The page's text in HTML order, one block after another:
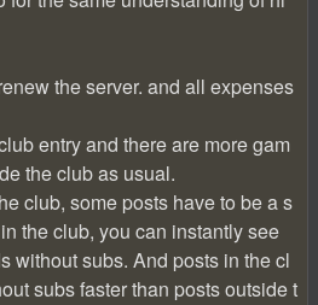
the server. and all expenses
entry and there are more gam
the club as usual.
club, some posts have to be a s
the club, you can instantly see
without subs. And posts in the cl
subs faster than posts outside t